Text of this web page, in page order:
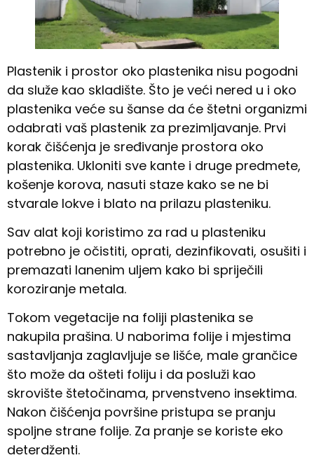
Plastenik i prostor oko plastenika nisu pogodni
da služe kao skladište. Što je veći nered u i oko
plastenika veće su šanse da će štetni organizmi
odabrati vaš plastenik za prezimljavanje. Prvi
korak čišćenja je sređivanje prostora oko
plastenika. Ukloniti sve kante i druge predmete,
košenje korova, nasuti staze kako se ne bi
stvarale lokve i blato na prilazu plasteniku.
Sav alat koji koristimo za rad u plasteniku
potrebno je očistiti, oprati, dezinfikovati, osušiti i
premazati lanenim uljem kako bi spriječili
koroziranje metala.
Tokom vegetacije na foliji plastenika se
nakupila prašina. U naborima folije i mjestima
sastavljanja zaglavljuje se lišće, male grančice
što može da ošteti foliju i da posluži kao
skrovište štetočinama, prvenstveno insektima.
Nakon čišćenja površine pristupa se pranju
spoljne strane folije. Za pranje se koriste eko
deterdženti.